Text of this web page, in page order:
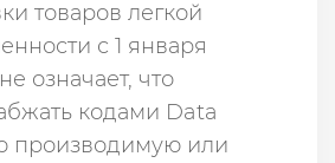
товаров легкой
с 1 января
означает, что
кодами Data
производимую или